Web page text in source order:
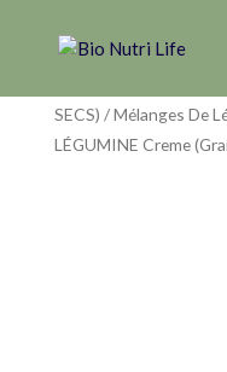
SECS) /Mélanges De
LÉGUMINE Creme